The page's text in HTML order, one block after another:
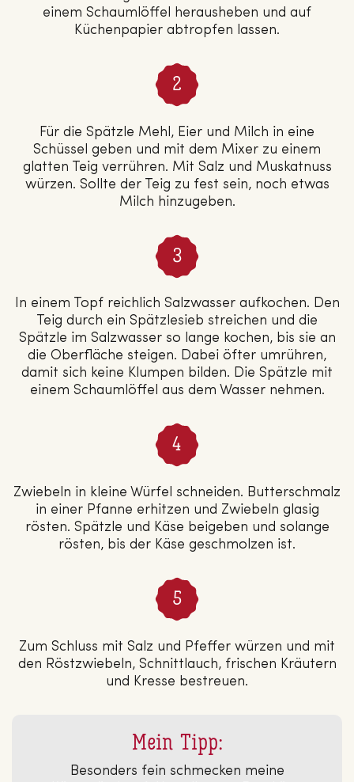
einem Schaumlöffel herausheben und auf
Küchenpapier abtropfen lassen.
Für die Spätzle Mehl, Eier und Milch in eine
Schüssel geben und mit dem Mixer zu einem
glatten Teig verrühren. Mit Salz und Muskatnuss
würzen. Sollte der Teig zu fest sein, noch etwas
Milch hinzugeben.
In einem Topf reichlich Salzwasser aufkochen. Den
Teig durch ein Spätzlesieb streichen und die
Spätzle im Salzwasser so lange kochen, bis sie an
die Oberfläche steigen. Dabei öfter umrühren,
damit sich keine Klumpen bilden. Die Spätzle mit
einem Schaumlöffel aus dem Wasser nehmen.
Zwiebeln in kleine Würfel schneiden. Butterschmalz
in einer Pfanne erhitzen und Zwiebeln glasig
rösten. Spätzle und Käse beigeben und solange
rösten, bis der Käse geschmolzen ist.
Zum Schluss mit Salz und Pfeffer würzen und mit
den Röstzwiebeln, Schnittlauch, frischen Kräutern
und Kresse bestreuen.
Mein Tipp:
Besonders fein schmecken meine